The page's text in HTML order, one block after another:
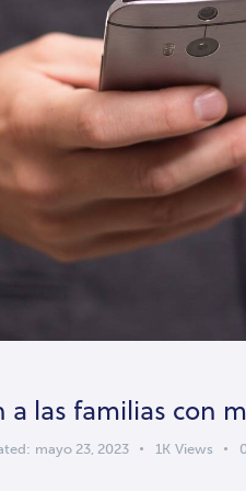
a las familias con
mayo 23, 2023 1K Views